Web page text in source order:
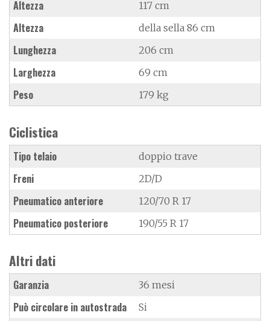
Altezza 117 cm
Altezza della sella 86 cm
Lunghezza 206 cm
Larghezza 69 cm
Peso 179 kg
Ciclistica
Tipo telaio doppio trave
Freni 2D/D
Pneumatico anteriore 120/70 R 17
Pneumatico posteriore 190/55 R 17
Altri dati
Garanzia 36 mesi
Può circolare in autostrada Si